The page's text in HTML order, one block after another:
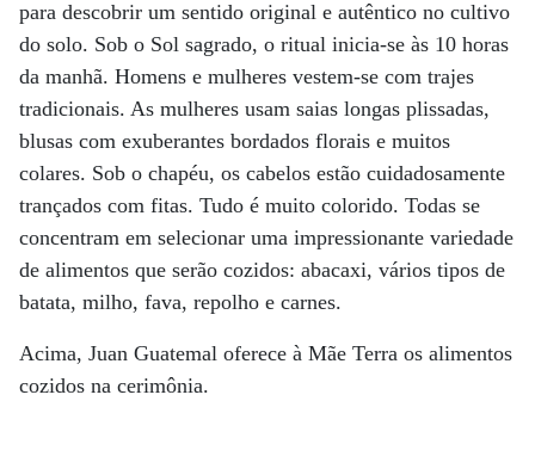
para descobrir um sentido original e autêntico no cultivo
do solo. Sob o Sol sagrado, o ritual inicia-se às 10 horas
da manhã. Homens e mulheres vestem-se com trajes
tradicionais. As mulheres usam saias longas plissadas,
blusas com exuberantes bordados florais e muitos
colares. Sob o chapéu, os cabelos estão cuidadosamente
trançados com fitas. Tudo é muito colorido. Todas se
concentram em selecionar uma impressionante variedade
de alimentos que serão cozidos: abacaxi, vários tipos de
batata, milho, fava, repolho e carnes.
Acima, Juan Guatemal oferece à Mãe Terra os alimentos
cozidos na cerimônia.